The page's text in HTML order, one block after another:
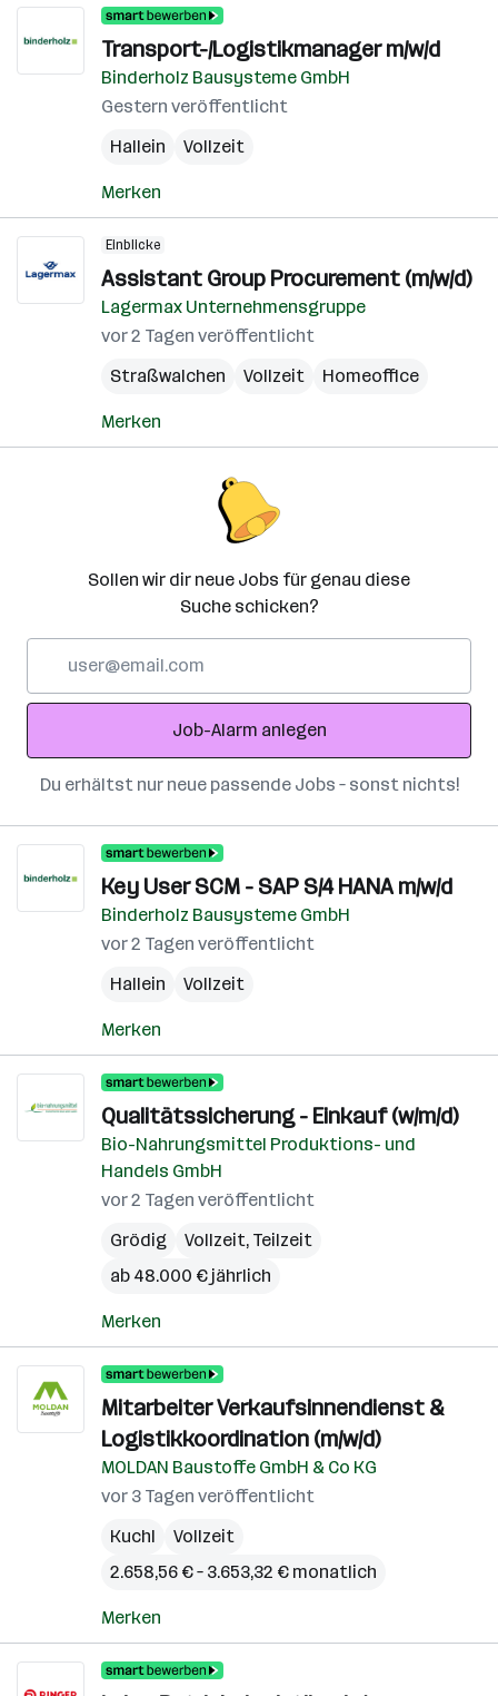
Transport-/Logistikmanager m/w/d
Binderholz Bausysteme GmbH
Gestern veröffentlicht
Hallein
Vollzeit
Merken
Einblicke
Assistant Group Procurement (m/w/d)
Lagermax Unternehmensgruppe
vor 2 Tagen veröffentlicht
Straßwalchen
Vollzeit Homeoffice
Merken
Sollen wir dir neue Jobs für genau diese
Suche schicken?
Adresse
Job-Alarm anlegen
Du erhältst nur neue passende Jobs – sonst nichts!
Key User SCM - SAP S/4 HANA m/w/d
Binderholz Bausysteme GmbH
vor 2 Tagen veröffentlicht
Hallein
Vollzeit
Merken
Qualitätssicherung - Einkauf (w/m/d)
Bio-Nahrungsmittel Produktions- und
Handels GmbH
vor 2 Tagen veröffentlicht
Grödig
Vollzeit, Teilzeit
ab 48.000 € jährlich
Merken
Mitarbeiter Verkaufsinnendienst &
Logistikkoordination (m/w/d)
MOLDAN Baustoffe GmbH & Co KG
vor 3 Tagen veröffentlicht
Kuchl
Vollzeit
2.658,56 € – 3.653,32 € monatlich
Merken